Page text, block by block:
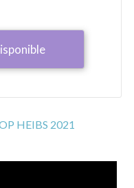
HEIBS 2021